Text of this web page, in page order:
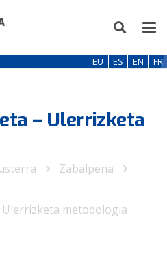
EU ES EN FR
– Ulerrizketa
Zabalpena
metodologia